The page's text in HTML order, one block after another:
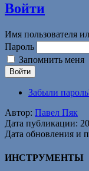
Войти
Имя пользователя
Пароль
Запомнить меня
Войти
Забыли
Автор: Павел Пяк
Дата публикации:
Дата обновления и
ИНСТРУМЕНТЫ